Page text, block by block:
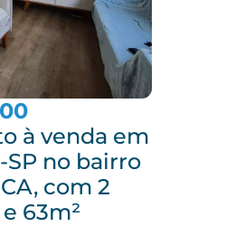
à venda em
SP no bairro
com 2
63m²